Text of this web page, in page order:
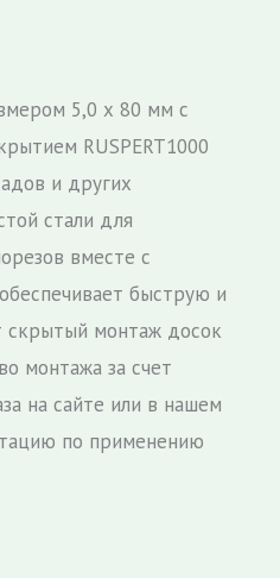
5,0 х 80 мм с
RUSPERT1000
и других
стали для
вместе с
быструю и
скрытый монтаж досок
монтажа за счет
на сайте или в нашем
по применению